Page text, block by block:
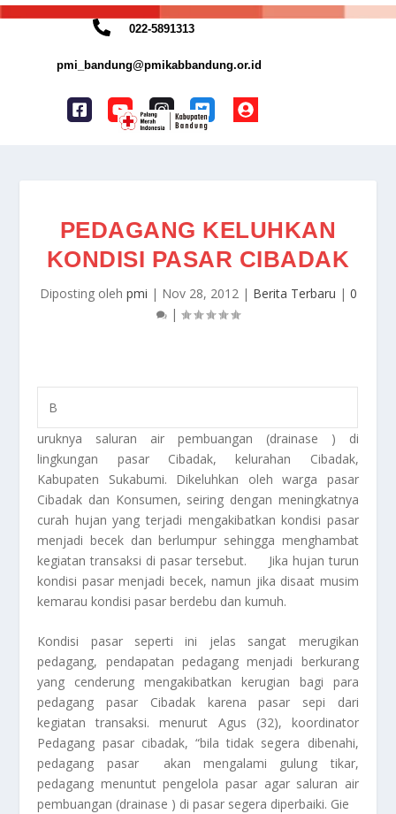
022-5891313
pmi_bandung@pmikabbandung.or.id
PEDAGANG KELUHKAN
KONDISI PASAR CIBADAK
Diposting oleh pmi | Nov 28, 2012| Berita Terbaru | 0
|
B
uruknya saluran air pembuangan (drainase ) di
lingkungan pasar Cibadak, kelurahan Cibadak,
Kabupaten Sukabumi. Dikeluhkan oleh warga pasar
Cibadak dan Konsumen, seiring dengan meningkatnya
curah hujan yang terjadi mengakibatkan kondisi pasar
menjadi becek dan berlumpur sehingga menghambat
kegiatan transaksi di pasar tersebut. Jika hujan turun
kondisi pasar menjadi becek, namun jika disaat musim
kemarau kondisi pasar berdebu dan kumuh.
Kondisi pasar seperti ini jelas sangat merugikan
pedagang, pendapatan pedagang menjadi berkurang
yang cenderung mengakibatkan kerugian bagi para
pedagang pasar Cibadak karena pasar sepi dari
kegiatan transaksi. menurut Agus (32), koordinator
Pedagang pasar cibadak, “bila tidak segera dibenahi,
pedagang pasar akan mengalami gulung tikar,
pedagang menuntut pengelola pasar agar saluran air
pembuangan (drainase ) di pasar segera diperbaiki. Gie